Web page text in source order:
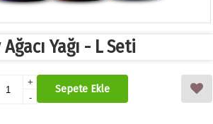
Ağacı Yağı - L Seti
+
-
Sepete Ekle